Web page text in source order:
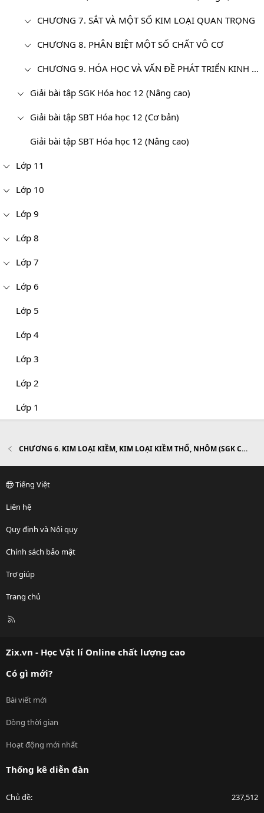
CHƯƠNG 7. SẮT VÀ MỘT SỐ KIM LOẠI QUAN TRỌNG
CHƯƠNG 8. PHÂN BIỆT MỘT SỐ CHẤT VÔ CƠ
CHƯƠNG 9. HÓA HỌC VÀ VẤN ĐỀ PHÁT TRIỂN KINH TẾ, XÃ HỘI, MÔI TRƯỜNG
Giải bài tập SGK Hóa học 12 (Nâng cao)
Giải bài tập SBT Hóa học 12 (Cơ bản)
Giải bài tập SBT Hóa học 12 (Nâng cao)
Lớp 11
Lớp 10
Lớp 9
Lớp 8
Lớp 7
Lớp 6
Lớp 5
Lớp 4
Lớp 3
Lớp 2
Lớp 1
CHƯƠNG 6. KIM LOẠI KIỀM, KIM LOẠI KIỀM THỔ, NHÔM (SGK Cơ bản)
Tiếng Việt
Liên hệ
Quy định và Nội quy
Chính sách bảo mật
Trợ giúp
Trang chủ
R
Zix.vn - Học Vật lí Online chất lượng cao
Có gì mới?
Bài viết mới
Dòng thời gian
Hoạt động mới nhất
Thống kê diễn đàn
Chủ đề 237,512